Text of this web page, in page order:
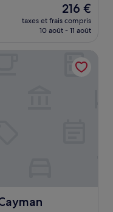
Le
nouveau
prix
de
216 €
216 €
taxes et frais compris
10 août - 11 août